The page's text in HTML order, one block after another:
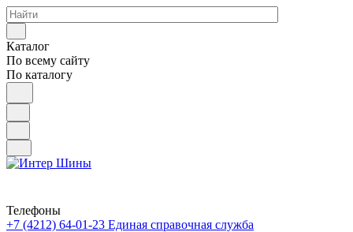
Каталог
По всему сайту
По каталогу
Телефоны
+7 (4212) 64-01-23 Единая справочная служба